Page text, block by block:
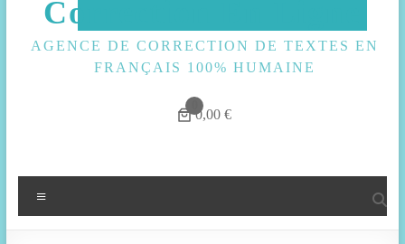
Correction En Ligne
AGENCE DE CORRECTION DE TEXTES EN
FRANÇAIS 100% HUMAINE
0,00 €